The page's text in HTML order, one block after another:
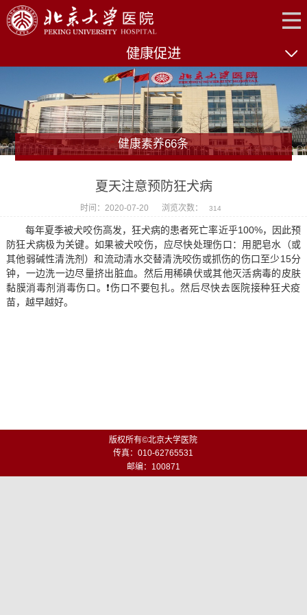
健康促进
健康素养66条
夏天注意预防狂犬病
时间：2020-07-20 浏览次数： 314
每年夏季被犬咬伤高发，狂犬病的患者死亡率近乎100%，因此预
防狂犬病极为关键。如果被犬咬伤，应尽快处理伤口：用肥皂水（或
其他弱碱性清洗剂）和流动清水交替清洗咬伤或抓伤的伤口至少15分
钟，一边洗一边尽量挤出脏血。然后用稀碘伏或其他灭活病毒的皮肤
黏膜消毒剂消毒伤口。❗️伤口不要包扎。然后尽快去医院接种狂犬疫
苗，越早越好。
版权所有©北京大学医院
传真：010-62765531
邮编：100871